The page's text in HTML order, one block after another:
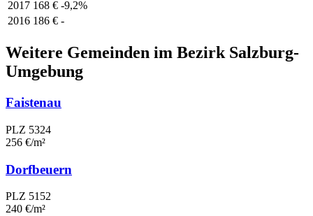
2017 168 € -9,2%
2016 186 € -
Weitere Gemeinden im Bezirk Salzburg-
Umgebung
Faistenau
PLZ 5324
256 €/m²
Dorfbeuern
PLZ 5152
240 €/m²